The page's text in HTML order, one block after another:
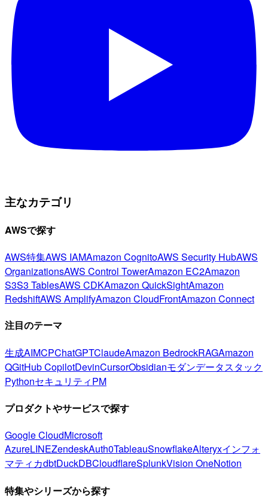
主なカテゴリ
AWSで探す
AWS特集AWS IAMAmazon CognitoAWS Security HubAWS
OrganizationsAWS Control TowerAmazon EC2Amazon
S3S3 TablesAWS CDKAmazon QuickSightAmazon
RedshiftAWS AmplifyAmazon CloudFrontAmazon Connect
注目のテーマ
生成AIMCPChatGPTClaudeAmazon BedrockRAGAmazon
QGitHub CopilotDevinCursorObsidianモダンデータスタック
PythonセキュリティPM
プロダクトやサービスで探す
Google CloudMicrosoft
AzureLINEZendeskAuth0TableauSnowflakeAlteryxインフォ
マティカdbtDuckDBCloudflareSplunkVision OneNotion
特集やシリーズから探す